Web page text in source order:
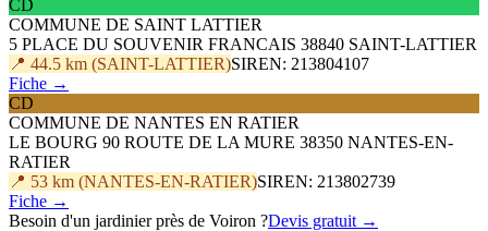
CD
COMMUNE DE SAINT LATTIER
5 PLACE DU SOUVENIR FRANCAIS 38840 SAINT-LATTIER
📍 44.5 km (SAINT-LATTIER)SIREN: 213804107
Fiche →
CD
COMMUNE DE NANTES EN RATIER
LE BOURG 90 ROUTE DE LA MURE 38350 NANTES-EN-
RATIER
📍 53 km (NANTES-EN-RATIER)SIREN: 213802739
Fiche →
Besoin d'un jardinier près de Voiron ?Devis gratuit →